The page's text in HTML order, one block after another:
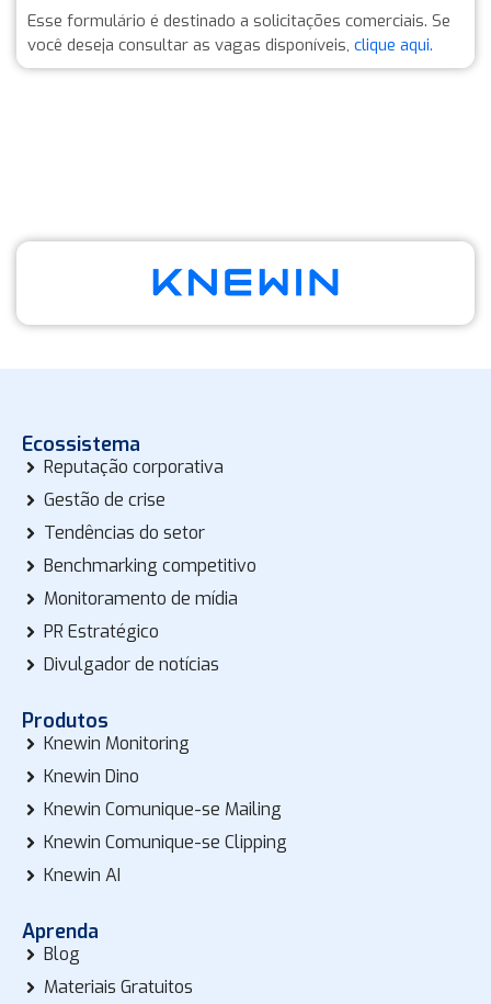
Esse formulário é destinado a solicitações comerciais. Se
você deseja consultar as vagas disponíveis, clique aqui.
Ecossistema
Reputação corporativa
Gestão de crise
Tendências do setor
Benchmarking competitivo
Monitoramento de mídia
PR Estratégico
Divulgador de notícias
Produtos
Knewin Monitoring
Knewin Dino
Knewin Comunique-se Mailing
Knewin Comunique-se Clipping
Knewin AI
Aprenda
Blog
Materiais Gratuitos